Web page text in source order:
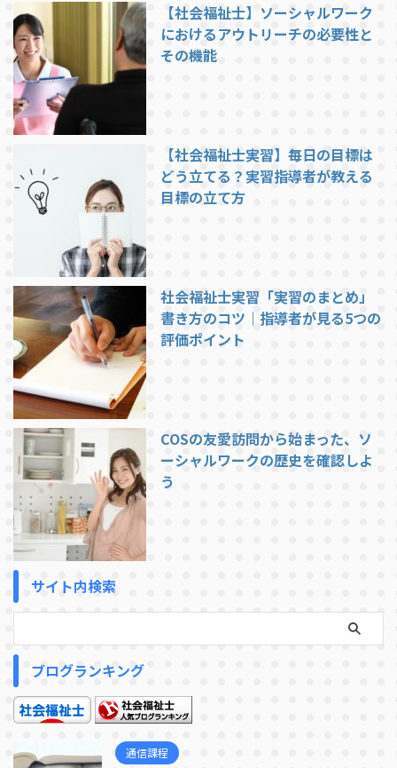
【社会福祉士】ソーシャルワーク
におけるアウトリーチの必要性と
その機能
【社会福祉士実習】毎日の目標は
どう立てる？実習指導者が教える
目標の立て方
社会福祉士実習「実習のまとめ」
書き方のコツ｜指導者が見る5つの
評価ポイント
COSの友愛訪問から始まった、ソ
ーシャルワークの歴史を確認しよ
う
サイト内検索
ブログランキング
通信課程